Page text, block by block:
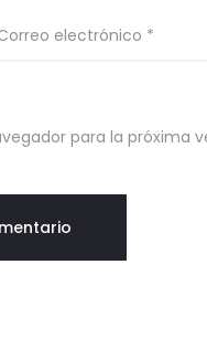
electrónico *
para la próxima